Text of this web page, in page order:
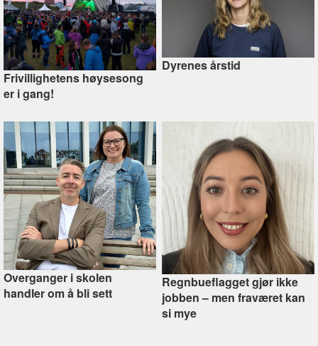
Frivillighetens høysesong
er i gang!
Dyrenes årstid
Overganger i skolen
handler om å bli sett
Regnbueflagget gjør ikke
jobben –⁠ men fraværet kan
si mye